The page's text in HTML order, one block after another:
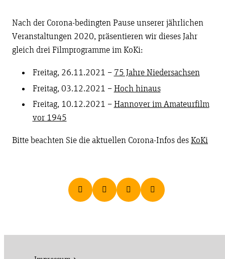
Nach der Corona-bedingten Pause unserer jährlichen
Veranstaltungen 2020, präsentieren wir dieses Jahr
gleich drei Filmprogramme im KoKi:
Freitag, 26.11.2021 – 75 Jahre Niedersachsen
Freitag, 03.12.2021 – Hoch hinaus
Freitag, 10.12.2021 – Hannover im Amateurfilm
vor 1945
Bitte beachten Sie die aktuellen Corona-Infos des KoKi